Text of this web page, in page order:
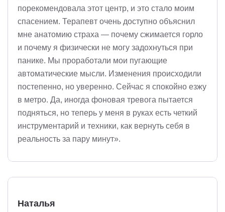
порекомендовала этот центр, и это стало моим
спасением. Терапевт очень доступно объяснил
мне анатомию страха — почему сжимается горло
и почему я физически не могу задохнуться при
панике. Мы проработали мои пугающие
автоматические мысли. Изменения происходили
постепенно, но уверенно. Сейчас я спокойно езжу
в метро. Да, иногда фоновая тревога пытается
подняться, но теперь у меня в руках есть четкий
инструментарий и техники, как вернуть себя в
реальность за пару минут».
Наталья